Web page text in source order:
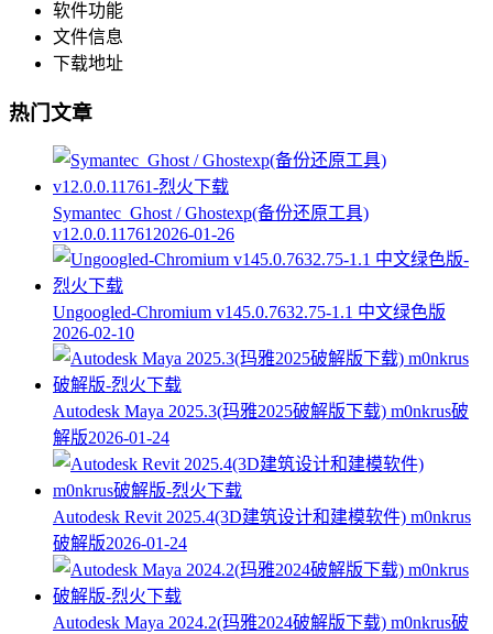
软件功能
文件信息
下载地址
热门文章
Symantec_Ghost / Ghostexp(备份还原工具)
v12.0.0.11761 2026-01-26
Ungoogled-Chromium v145.0.7632.75-1.1 中文绿色版
2026-02-10
Autodesk Maya 2025.3(玛雅2025破解版下载) m0nkrus破
解版2026-01-24
Autodesk Revit 2025.4(3D建筑设计和建模软件) m0nkrus
破解版2026-01-24
Autodesk Maya 2024.2(玛雅2024破解版下载) m0nkrus破